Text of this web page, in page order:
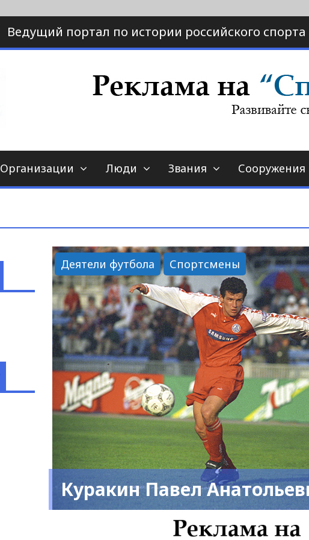
Ведущий портал по истории российского спорта
Спорт-страна.ру
портал по истории спорта
Организации Люди Звания Сооружения
Деятели футбола Спортсмены
Куракин Павел